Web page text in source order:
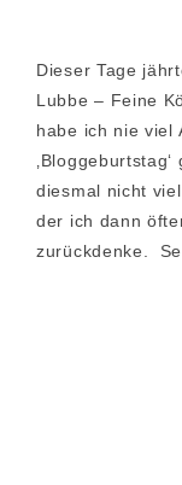
Dieser Tage
Lubbe – Feine
habe ich nie viel
diesmal nicht
der ich dann
zurückdenke.